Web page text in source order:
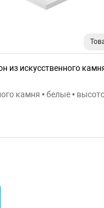
из искусственного
камня • белые •